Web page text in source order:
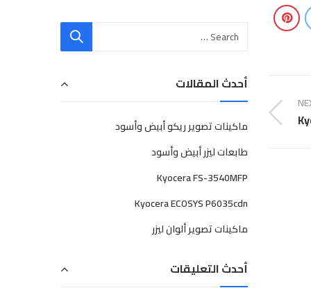
22
أحدث المقالات
ماكينات تصوير ريكو أبيض وأسود
طابعات ليزر أبيض وأسود
Kyocera FS-3540MFP
Kyocera ECOSYS P6035cdn
ماكينات تصوير ألوان ليزر
أحدث التعليقات